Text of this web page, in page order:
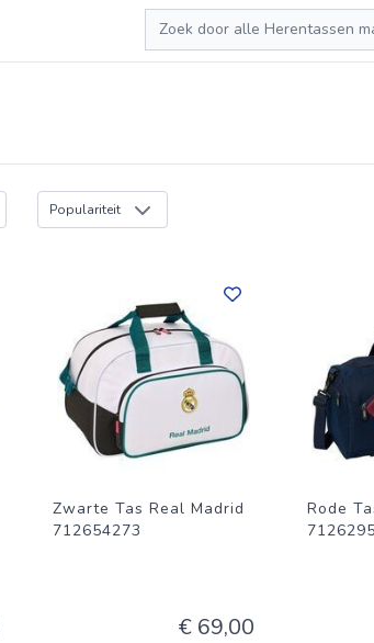
Zoeken
Populariteit
Zwarte Tas Real Madrid
712654273
€ 69,00
Rode